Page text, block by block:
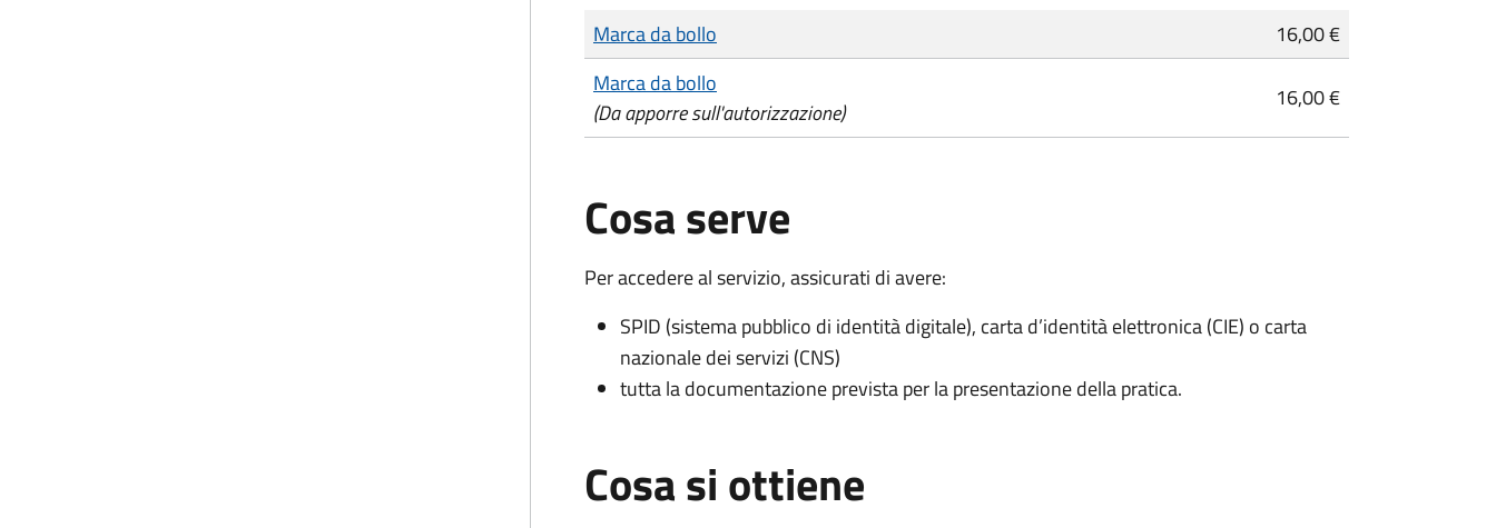
Tipo di pagamento
Importo
Marca da bollo
16,00 €
Marca da bollo
(Da apporre sull'autorizzazione)
16,00 €
Cosa serve
Per accedere al servizio, assicurati di avere:
SPID (sistema pubblico di identità digitale), carta d’identità elettronica (CIE) o carta
nazionale dei servizi (CNS)
tutta la documentazione prevista per la presentazione della pratica.
Cosa si ottiene